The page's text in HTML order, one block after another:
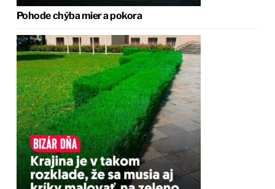
Pohode chýba mier a pokora